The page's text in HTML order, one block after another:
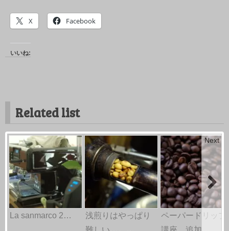
X Facebook
いいね:
Related list
La sanmarco 2…
浅煎りはやっぱり
ペーパードリップ
Next